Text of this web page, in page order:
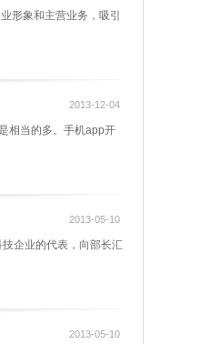
形象和主营业务，吸引
2013-12-04
相当的多。手机app开
2013-05-10
企业的代表，向部长汇
2013-05-10